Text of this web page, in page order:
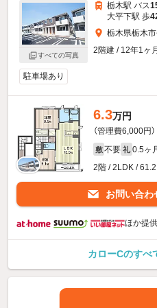
すべての写真
栃木駅 バス
大平下駅 歩
栃木県栃木
2階建 / 12年1ヶ
駐車場あり
6.3万円
（管理費6,000円）
敷 不要 礼 0.5ヶ
2階 / 2LDK / 61.2
お問い合わ
ほか提供
カローCのすべ